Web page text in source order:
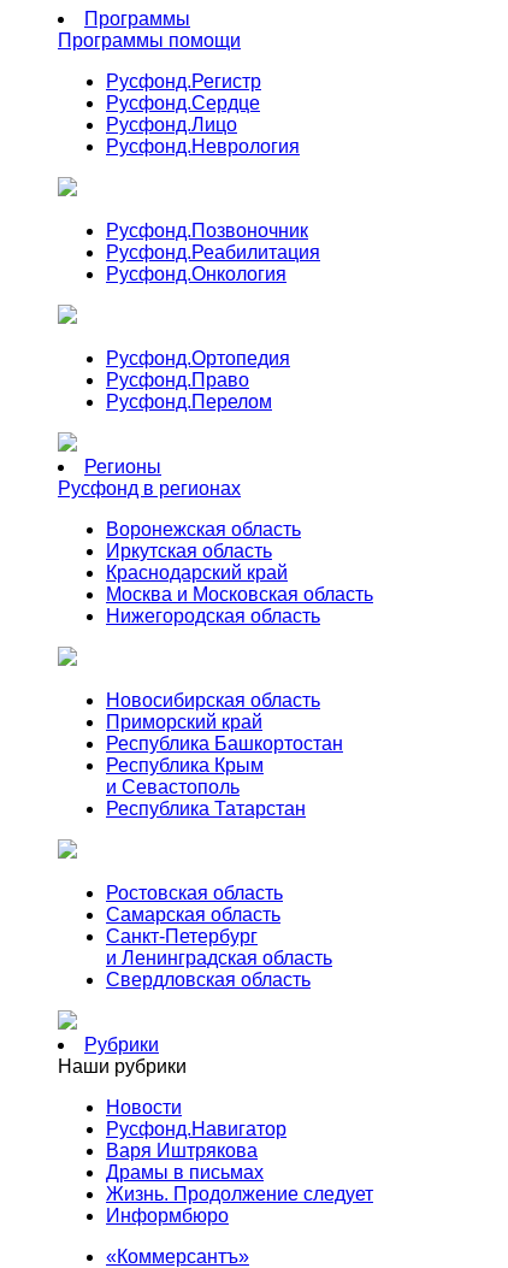
Программы
Программы помощи
Русфонд.Регистр
Русфонд.Сердце
Русфонд.Лицо
Русфонд.Неврология
Русфонд.Позвоночник
Русфонд.Реабилитация
Русфонд.Онкология
Русфонд.Ортопедия
Русфонд.Право
Русфонд.Перелом
Регионы
Русфонд в регионах
Воронежская область
Иркутская область
Краснодарский край
Москва и Московская область
Нижегородская область
Новосибирская область
Приморский край
Республика Башкортостан
Республика Крым
и Севастополь
Республика Татарстан
Ростовская область
Самарская область
Санкт-Петербург
и Ленинградская область
Свердловская область
Рубрики
Наши рубрики
Новости
Русфонд.Навигатор
Варя Иштрякова
Драмы в письмах
Жизнь. Продолжение следует
Информбюро
«Коммерсантъ»